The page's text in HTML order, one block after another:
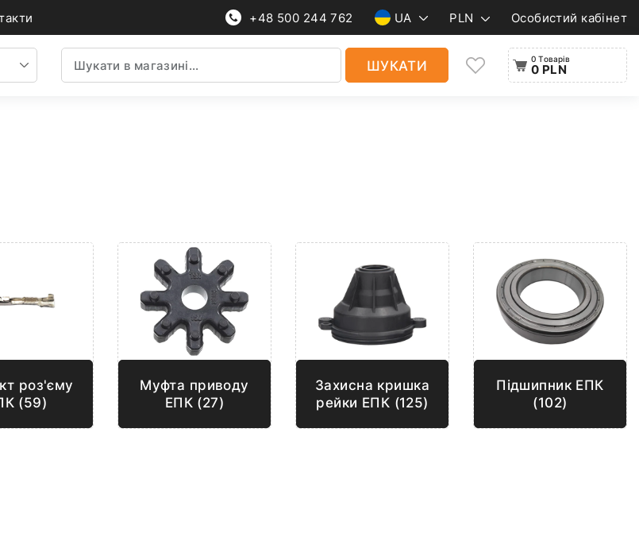
+48 500 244 762 UA PLN Особистий кабінет
ШУКАТИ 0 Товарів
0 PLN
роз'єму
(59)
Муфта приводу
ЕПК (27)
Захисна кришка
рейки ЕПК (125)
Підшипник ЕПК
(102)